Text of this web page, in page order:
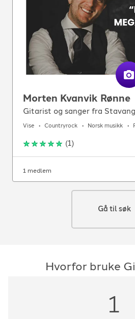
Morten Kvanvik Rønne
Gitarist og sanger fra
Vise Countryrock Norsk musikk
(1)
1 medlem
Gå til søk
Hvorfor bruke
1